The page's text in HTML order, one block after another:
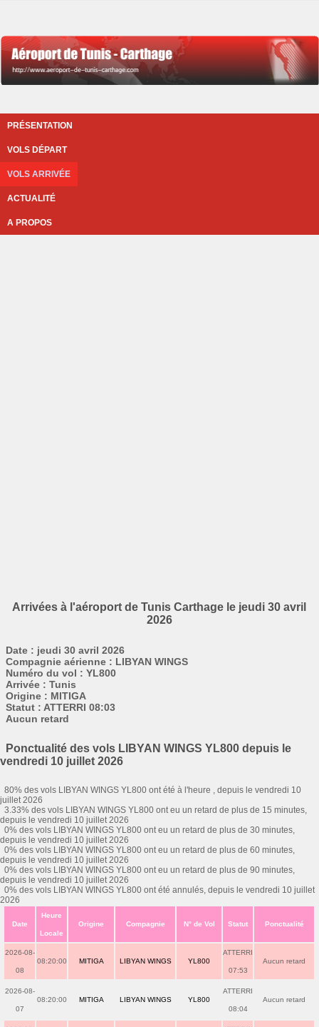
PRÉSENTATION
VOLS DÉPART
VOLS ARRIVÉE
ACTUALITÉ
A PROPOS
Arrivées à l'aéroport de Tunis Carthage le jeudi 30 avril
2026
Date : jeudi 30 avril 2026
Compagnie aérienne : LIBYAN WINGS
Numéro du vol : YL800
Arrivée : Tunis
Origine : MITIGA
Statut : ATTERRI 08:03
Aucun retard
Ponctualité des vols LIBYAN WINGS YL800 depuis le
vendredi 10 juillet 2026
80% des vols LIBYAN WINGS YL800 ont été à l'heure , depuis le vendredi 10
juillet 2026
3.33% des vols LIBYAN WINGS YL800 ont eu un retard de plus de 15 minutes,
depuis le vendredi 10 juillet 2026
0% des vols LIBYAN WINGS YL800 ont eu un retard de plus de 30 minutes,
depuis le vendredi 10 juillet 2026
0% des vols LIBYAN WINGS YL800 ont eu un retard de plus de 60 minutes,
depuis le vendredi 10 juillet 2026
0% des vols LIBYAN WINGS YL800 ont eu un retard de plus de 90 minutes,
depuis le vendredi 10 juillet 2026
0% des vols LIBYAN WINGS YL800 ont été annulés, depuis le vendredi 10 juillet
2026
Date
Heure
Locale
Origine Compagnie N° de Vol Statut Ponctualité
2026-08-
08
08:20:00 MITIGA LIBYAN WINGS YL800
ATTERRI
07:53
Aucun retard
2026-08-
07
08:20:00 MITIGA LIBYAN WINGS YL800
ATTERRI
08:04
Aucun retard